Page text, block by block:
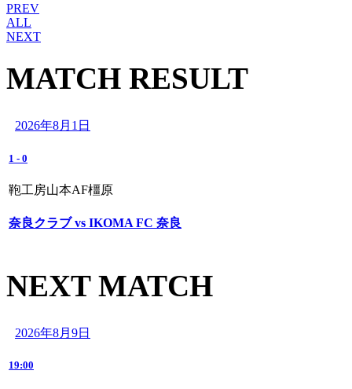
PREV
ALL
NEXT
MATCH RESULT
2026年8月1日
1 - 0
鞄工房山本AF橿原
奈良クラブ vs IKOMA FC 奈良
NEXT MATCH
2026年8月9日
19:00